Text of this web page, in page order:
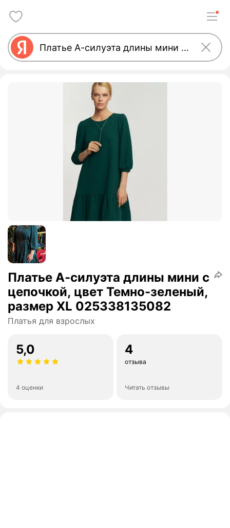
Платье А-силуэта длины мини с
цепочкой, цвет Темно-зеленый,
размер XL 025338135082
Платья для взрослых
5,0
4 оценки
4
отзыва
Читать отзывы